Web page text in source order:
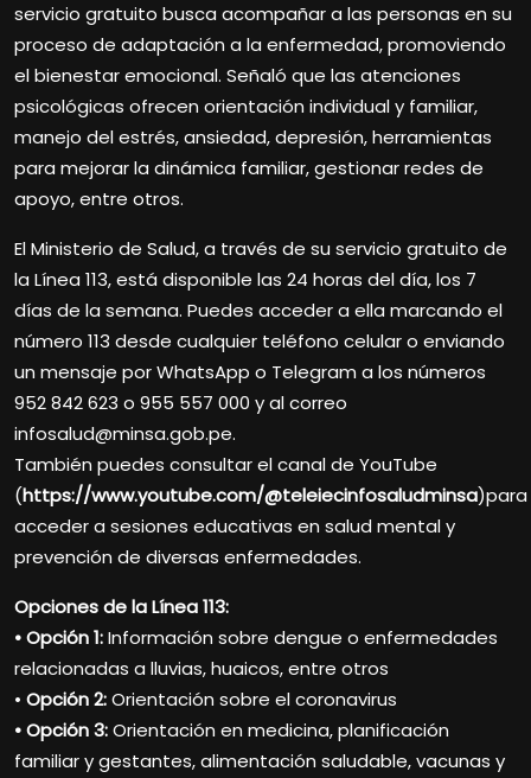
servicio gratuito busca acompañar a las personas en su
proceso de adaptación a la enfermedad, promoviendo
el bienestar emocional. Señaló que las atenciones
psicológicas ofrecen orientación individual y familiar,
manejo del estrés, ansiedad, depresión, herramientas
para mejorar la dinámica familiar, gestionar redes de
apoyo, entre otros.
El Ministerio de Salud, a través de su servicio gratuito de
la Línea 113, está disponible las 24 horas del día, los 7
días de la semana. Puedes acceder a ella marcando el
número 113 desde cualquier teléfono celular o enviando
un mensaje por WhatsApp o Telegram a los números
952 842 623 o 955 557 000 y al correo
infosalud@minsa.gob.pe.
También puedes consultar el canal de YouTube
(https://www.youtube.com/@teleiecinfosaludminsa)para
acceder a sesiones educativas en salud mental y
prevención de diversas enfermedades.
Opciones de la Línea 113:
• Opción 1:Información sobre dengue o enfermedades
relacionadas a lluvias, huaicos, entre otros
• Opción 2:Orientación sobre el coronavirus
• Opción 3:Orientación en medicina, planificación
familiar y gestantes, alimentación saludable, vacunas y